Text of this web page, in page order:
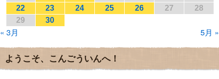
2017年1月(2)
2016年12月(4)
2016年11月(3)
2016年10月
2016年8月
2016年7月
(3)
22 23 24 25 26 27
28
29
30
« 3月 5月 »
ようこそ、こんごういんへ！